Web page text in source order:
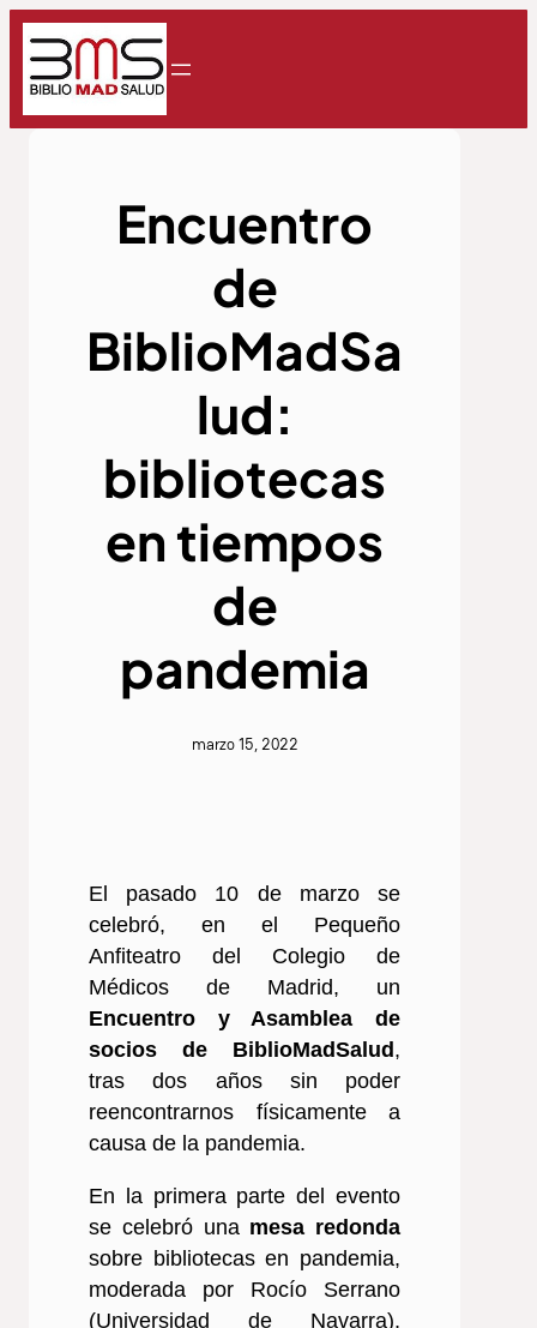
Encuentro
de
BiblioMadSa
lud:
bibliotecas
en tiempos
de
pandemia
marzo 15, 2022
El pasado 10 de marzo se
celebró, en el Pequeño
Anfiteatro del Colegio de
Médicos de Madrid, un
Encuentro y Asamblea de
socios de BiblioMadSalud ,
tras dos años sin poder
reencontrarnos físicamente a
causa de la pandemia.
En la primera parte del evento
se celebró una mesa redonda
sobre bibliotecas en pandemia,
moderada por Rocío Serrano
(Universidad de Navarra),